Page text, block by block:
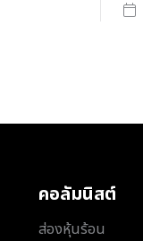
คอลัมนิสต์
ส่องหุ้นร้อน